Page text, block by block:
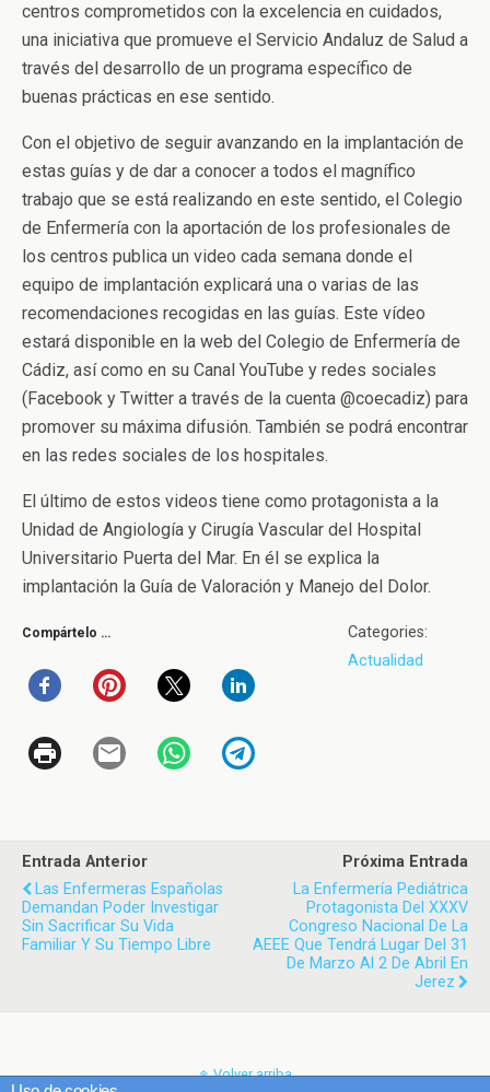
centros comprometidos con la excelencia en cuidados,
una iniciativa que promueve el Servicio Andaluz de Salud a
través del desarrollo de un programa específico de
buenas prácticas en ese sentido.
Con el objetivo de seguir avanzando en la implantación de
estas guías y de dar a conocer a todos el magnífico
trabajo que se está realizando en este sentido, el Colegio
de Enfermería con la aportación de los profesionales de
los centros publica un video cada semana donde el
equipo de implantación explicará una o varias de las
recomendaciones recogidas en las guías. Este vídeo
estará disponible en la web del Colegio de Enfermería de
Cádiz, así como en su Canal YouTube y redes sociales
(Facebook y Twitter a través de la cuenta @coecadiz) para
promover su máxima difusión. También se podrá encontrar
en las redes sociales de los hospitales.
El último de estos videos tiene como protagonista a la
Unidad de Angiología y Cirugía Vascular del Hospital
Universitario Puerta del Mar. En él se explica la
implantación la Guía de Valoración y Manejo del Dolor.
Compártelo …
Categories:
Actualidad
Entrada Anterior
Las Enfermeras Españolas
Demandan Poder Investigar
Sin Sacrificar Su Vida
Familiar Y Su Tiempo Libre
Próxima Entrada
La Enfermería Pediátrica
Protagonista Del XXXV
Congreso Nacional De La
AEEE Que Tendrá Lugar Del 31
De Marzo Al 2 De Abril En
Jerez
Volver arriba